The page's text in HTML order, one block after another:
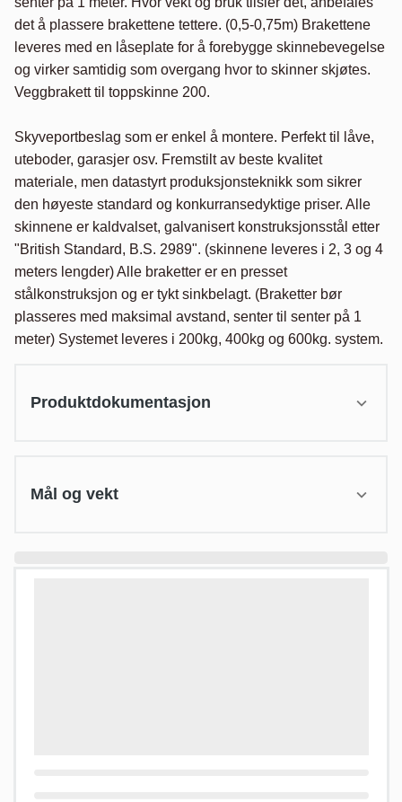
det å plassere brakettene tettere. (0,5-0,75m) Brakettene
leveres med en låseplate for å forebygge skinnebevegelse
og virker samtidig som overgang hvor to skinner skjøtes.
Veggbrakett til toppskinne 200.
Skyveportbeslag som er enkel å montere. Perfekt til låve,
uteboder, garasjer osv. Fremstilt av beste kvalitet
materiale, men datastyrt produksjonsteknikk som sikrer
den høyeste standard og konkurransedyktige priser. Alle
skinnene er kaldvalset, galvanisert konstruksjonsstål etter
"British Standard, B.S. 2989". (skinnene leveres i 2, 3 og 4
meters lengder) Alle braketter er en presset
stålkonstruksjon og er tykt sinkbelagt. (Braketter bør
plasseres med maksimal avstand, senter til senter på 1
meter) Systemet leveres i 200kg, 400kg og 600kg. system.
Produktdokumentasjon
Mål og vekt